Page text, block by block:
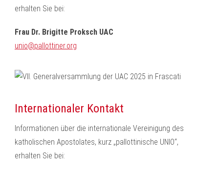
erhalten Sie bei:
Frau Dr. Brigitte Proksch UAC
unio@pallottiner.org
Internationaler Kontakt
Informationen über die internationale Vereinigung des
katholischen Apostolates, kurz „pallottinische UNIO“,
erhalten Sie bei: